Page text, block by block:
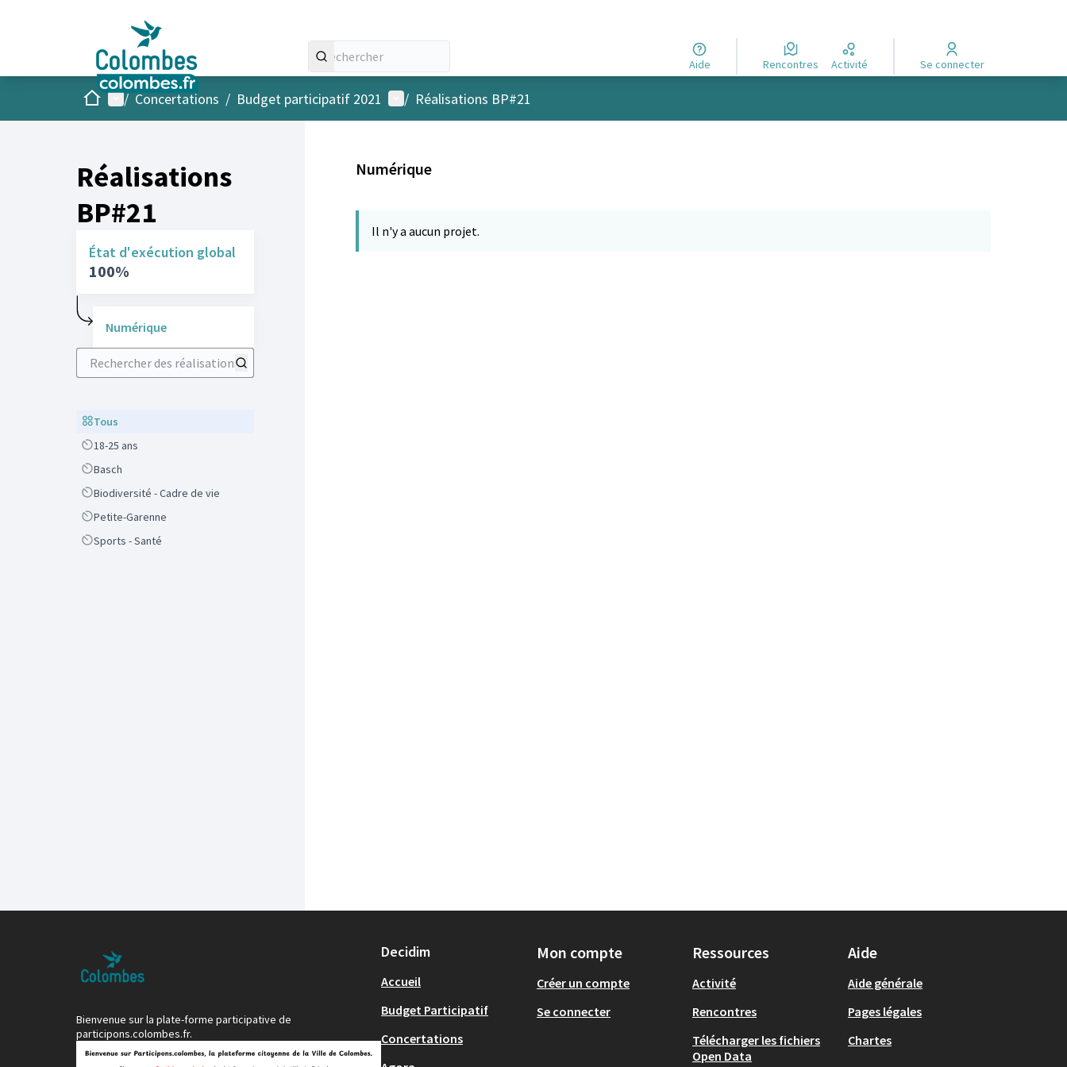
Aide Rencontres Activité Se connecter
AccueilMenu principal
/ Concertations / Budget participatif 2021 Menu utilisateur
/ Réalisations BP#21
Réalisations
BP#21
État d'exécution global
100%
Numérique
Rechercher des réalisations
ScopeTous
Scope18-25 ans
ScopeBasch
ScopeBiodiversité - Cadre de vie
ScopePetite-Garenne
ScopeSports - Santé
Numérique
Il n'y a aucun projet.
Bienvenue sur la plate-forme participative de
participons.colombes.fr.
Decidim
Accueil
Budget Participatif
Concertations
Mon compte
Créer un compte
Se connecter
Ressources
Activité
Rencontres
Télécharger les fichiers
Open Data
Aide
Aide générale
Pages légales
Chartes